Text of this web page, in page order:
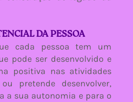
DA PESSOA
cada pessoa tem um
pode ser desenvolvido e
positiva nas atividades
pretende desenvolver,
a sua autonomia e para o